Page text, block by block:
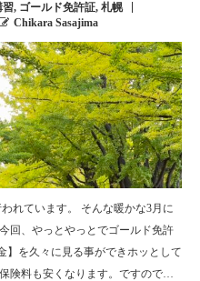
習, ゴールド免許証, 札幌
Chikara Sasajima
れています。 そんな暖かな3月に
回、やっとやっとでゴールド免許
】を久々に見る事ができホッとして
険料も安くなります。ですので…